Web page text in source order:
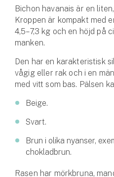
Bichon havanais är en
Kroppen är kompakt med
4,5–7,3 kg och en höjd på
manken.
Den har en karakteristisk
vågig eller rak och i en
med vitt som bas. Pälsen
Beige.
Svart.
Brun i olika nyanser,
chokladbrun.
Rasen har mörkbruna,